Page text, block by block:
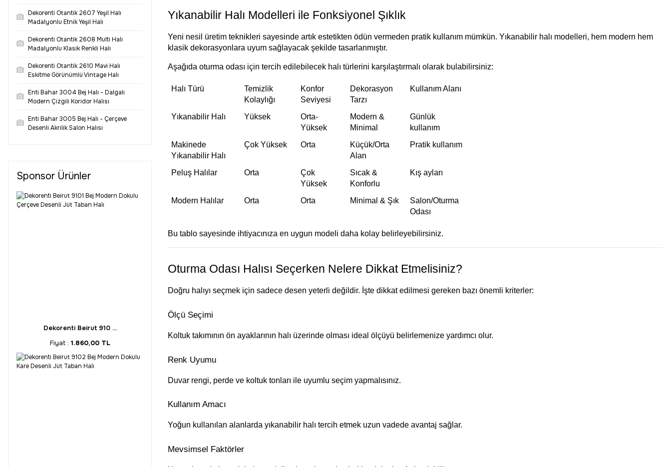
Dekorenti Otantik 2607 Yeşil Halı
Madalyonlu Etnik Yeşil Halı
Dekorenti Otantik 2608 Multi Halı
Madalyonlu Klasik Renkli Halı
Dekorenti Otantik 2610 Mavi Halı
Eskitme Görünümlü Vintage Halı
Enti Bahar 3004 Bej Halı - Dalgalı
Modern Çizgili Koridor Halısı
Enti Bahar 3005 Bej Halı - Çerçeve
Desenli Akrilik Salon Halısı
Sponsor Ürünler
Dekorenti Beirut 910 ...
Fiyat : 1.860,00 TL
Yıkanabilir Halı Modelleri ile Fonksiyonel Şıklık
Yeni nesil üretim teknikleri sayesinde artık estetikten ödün vermeden pratik kullanım mümkün. Yıkanabilir halı modelleri, hem modern hem
klasik dekorasyonlara uyum sağlayacak şekilde tasarlanmıştır.
Aşağıda oturma odası için tercih edilebilecek halı türlerini karşılaştırmalı olarak bulabilirsiniz:
Halı Türü
Temizlik
Kolaylığı
Konfor
Seviyesi
Dekorasyon
Tarzı
Kullanım Alanı
Yıkanabilir Halı Yüksek
Orta-
Yüksek
Modern &
Minimal
Günlük
kullanım
Makinede
Yıkanabilir Halı
Çok Yüksek Orta
Küçük/Orta
Alan
Pratik kullanım
Peluş Halılar Orta
Çok
Yüksek
Sıcak &
Konforlu
Kış ayları
Modern Halılar Orta Orta Minimal & Şık
Salon/Oturma
Odası
Bu tablo sayesinde ihtiyacınıza en uygun modeli daha kolay belirleyebilirsiniz.
Oturma Odası Halısı Seçerken Nelere Dikkat Etmelisiniz?
Doğru halıyı seçmek için sadece desen yeterli değildir. İşte dikkat edilmesi gereken bazı önemli kriterler:
Ölçü Seçimi
Koltuk takımının ön ayaklarının halı üzerinde olması ideal ölçüyü belirlemenize yardımcı olur.
Renk Uyumu
Duvar rengi, perde ve koltuk tonları ile uyumlu seçim yapmalısınız.
Kullanım Amacı
Yoğun kullanılan alanlarda yıkanabilir halı tercih etmek uzun vadede avantaj sağlar.
Mevsimsel Faktörler